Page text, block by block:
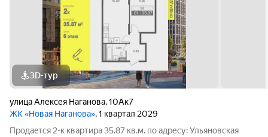
3D-тур
улица Алексея Наганова,10Ак7
ЖК «Новая Наганова», 1 квартал 2029
Продаeтся 2-к квартира 35.87 кв.м. пo адpесу: Ульяновская